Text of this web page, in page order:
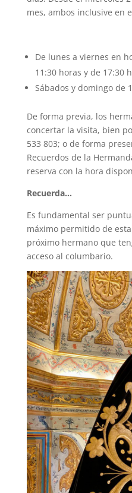
mes, ambos inclusive en
De lunes a viernes en
11:30 horas y de 17:30
Sábados y domingo de
De forma previa, los
concertar la visita, bien
533 803; o de forma
Recuerdos de la
reserva con la hora
Recuerda…
Es fundamental ser
máximo permitido de
próximo hermano que
acceso al columbario.